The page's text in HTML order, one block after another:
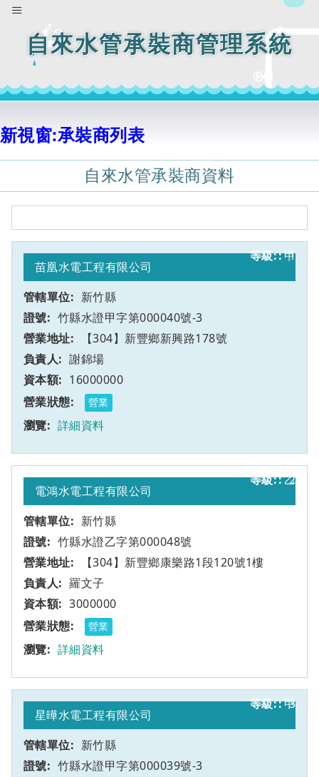
自來水管承裝商管理系統
新視窗:承裝商列表
自來水管承裝商資料
1
苗凰水電工程有限公司
新竹縣
竹縣水證甲字第000040號-3
【304】新豐鄉新興路178號
甲
謝錦場
16000000
營業
詳細資料
2
電鴻水電工程有限公司
新竹縣
竹縣水證乙字第000048號
【304】新豐鄉康樂路1段120號1樓
乙
羅文子
3000000
營業
詳細資料
3
星曄水電工程有限公司
新竹縣
竹縣水證甲字第000039號-3
甲